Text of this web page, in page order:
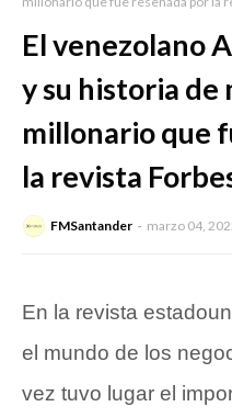
El venezolano
y su historia de
millonario que
la revista
FMSantander marzo 04,
En la revista
el mundo de los
vez tuvo lugar el